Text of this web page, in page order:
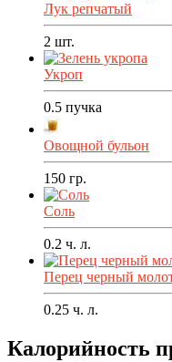
Лук репчатый
2 шт.
Укроп
0.5 пучка
Овощной бульон
150 гр.
Соль
0.2 ч. л.
Перец черный
0.25 ч. л.
Калорийность